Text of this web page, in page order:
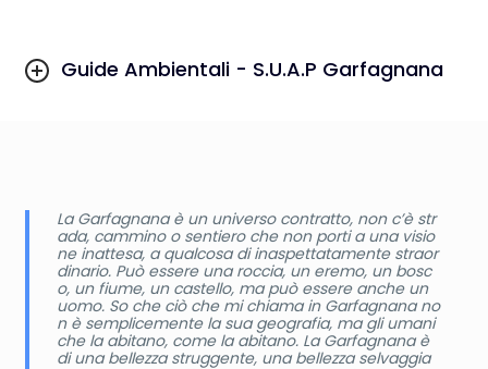
Guide Ambientali - S.U.A.P Garfagnana
La Garfagnana è un universo contratto, non c’è str
ada, cammino o sentiero che non porti a una visio
ne inattesa, a qualcosa di inaspettatamente straor
dinario. Può essere una roccia, un eremo, un bosc
o, un fiume, un castello, ma può essere anche un
uomo. So che ciò che mi chiama in Garfagnana no
n è semplicemente la sua geografia, ma gli umani
che la abitano, come la abitano. La Garfagnana è
di una bellezza struggente, una bellezza selvaggia